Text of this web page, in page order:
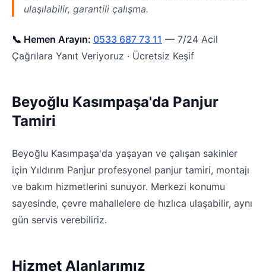
ulaşılabilir, garantili çalışma.
📞 Hemen Arayın: 0533 687 73 11 — 7/24 Acil
Çağrılara Yanıt Veriyoruz · Ücretsiz Keşif
Beyoğlu Kasımpaşa'da Panjur
Tamiri
Beyoğlu Kasımpaşa'da yaşayan ve çalışan sakinler
için Yıldırım Panjur profesyonel panjur tamiri, montajı
ve bakım hizmetlerini sunuyor. Merkezi konumu
sayesinde, çevre mahallelere de hızlıca ulaşabilir, aynı
gün servis verebiliriz.
Hizmet Alanlarımız